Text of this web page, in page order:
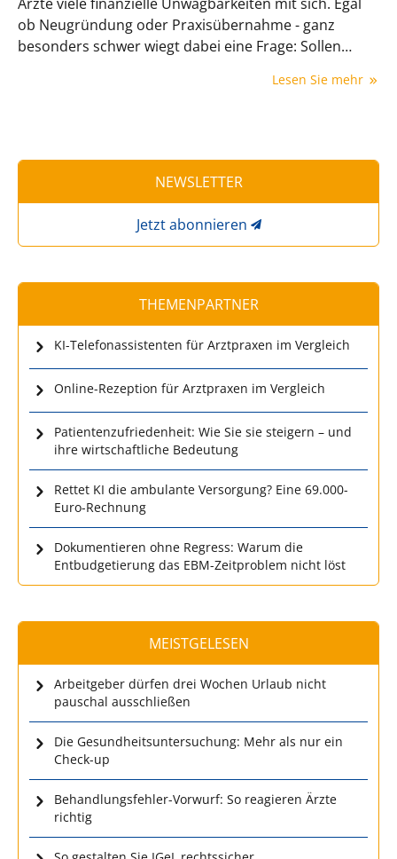
ob Neugründung oder Praxisübernahme - ganz
besonders schwer wiegt dabei eine Frage: Sollen
Fleischhauer von Monetaris gibt darauf im folgenden
Lesen Sie mehr
NEWSLETTER
Jetzt abonnieren
THEMENPARTNER
KI-Telefonassistenten für Arztpraxen im Vergleich
Online-Rezeption für Arztpraxen im Vergleich
Patientenzufriedenheit: Wie Sie sie steigern – und
ihre wirtschaftliche Bedeutung
Rettet KI die ambulante Versorgung? Eine 69.000-
Euro-Rechnung
Dokumentieren ohne Regress: Warum die
Entbudgetierung das EBM-Zeitproblem nicht löst
MEISTGELESEN
Arbeitgeber dürfen drei Wochen Urlaub nicht
pauschal ausschließen
Die Gesundheitsuntersuchung: Mehr als nur ein
Check-up
Behandlungsfehler-Vorwurf: So reagieren Ärzte
richtig